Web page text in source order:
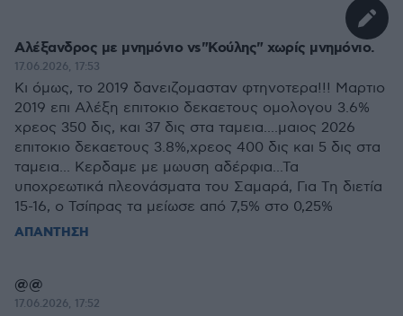
Αλέξανδρος με μνημόνιο vs"Κούλης" χωρίς μνημόνιο.
17.06.2026, 17:53
Κι όμως, το 2019 δανειζομασταν φτηνοτερα!!! Μαρτιο
2019 επι Αλέξη επιτοκιο δεκαετους ομολογου 3.6%
χρεος 350 δις, και 37 δις στα ταμεια....μαιος 2026
επιτοκιο δεκαετους 3.8%,χρεος 400 δις και 5 δις στα
ταμεια... Κερδαμε με μωυση αδέρφια...Τα
υποχρεωτικά πλεονάσματα του Σαμαρά, Για Τη διετία
15-16, ο Τσίπρας τα μείωσε από 7,5% στο 0,25%
ΑΠΑΝΤΗΣΗ
@@
17.06.2026, 17:52